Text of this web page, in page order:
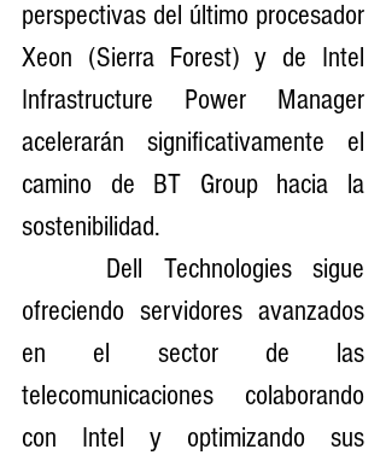
perspectivas del último procesador
Xeon (Sierra Forest) y de Intel
Infrastructure Power Manager
acelerarán significativamente el
camino de BT Group hacia la
sostenibilidad.
ofreciendo servidores avanzados
en el sector de las
telecomunicaciones colaborando
con Intel y optimizando sus